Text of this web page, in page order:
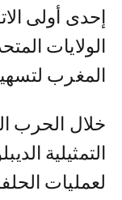
إحدى أولى
الولايات
المغرب
خلال الحرب
التمثيلية
لعمليات